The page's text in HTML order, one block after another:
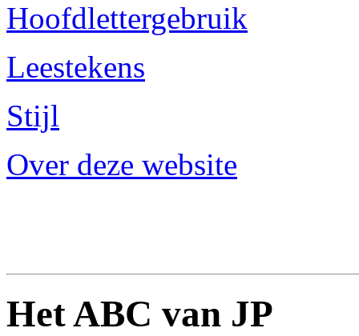
Hoofdlettergebruik
Leestekens
Stijl
Over deze website
Het ABC van JP